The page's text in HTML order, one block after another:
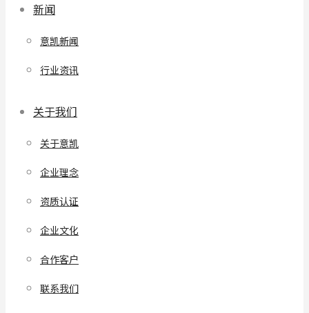
新闻
意凯新闻
行业资讯
关于我们
关于意凯
企业理念
资质认证
企业文化
合作客户
联系我们